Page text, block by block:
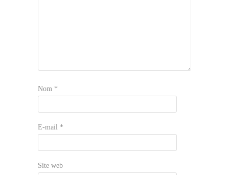
Nom *
E-mail *
Site web